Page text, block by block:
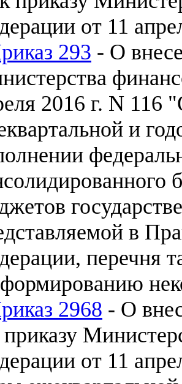
от 11
293 - О
2016 г. N 116
и
в
перечня
2968 - О
приказу
от 11